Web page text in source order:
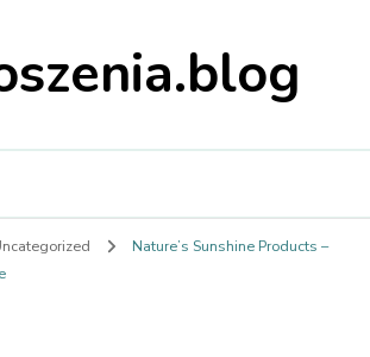
Nature’s Sunshine Products –